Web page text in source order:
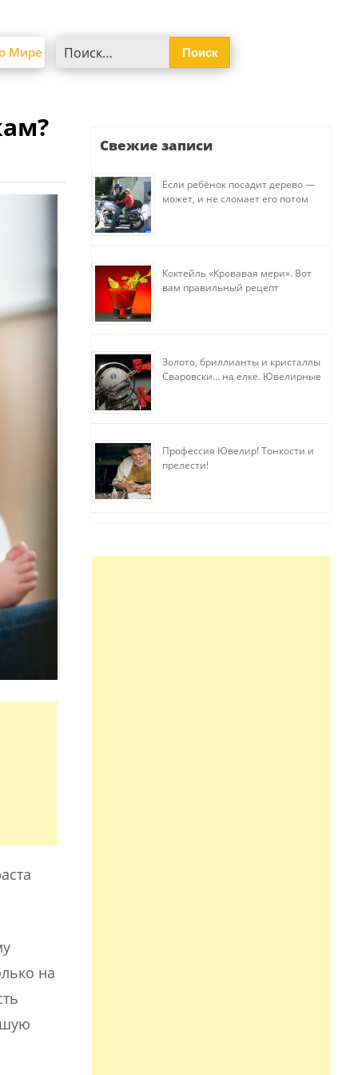
Мире
на
Свежие записи
Если ребёнок посадит дерево —
может, и не сломает его потом
Коктейль «Кровавая мери». Вот
вам правильный рецепт
Золото, бриллианты и кристаллы
Сваровски… на елке. Ювелирные
Профессия Ювелир! Тонкости и
прелести!